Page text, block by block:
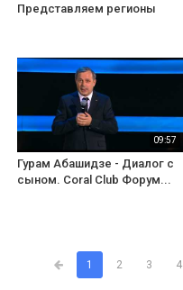
Представляем регионы
09:57
Гурам Абашидзе - Диалог с
сыном. Coral Club Форум...
1 2 3 4